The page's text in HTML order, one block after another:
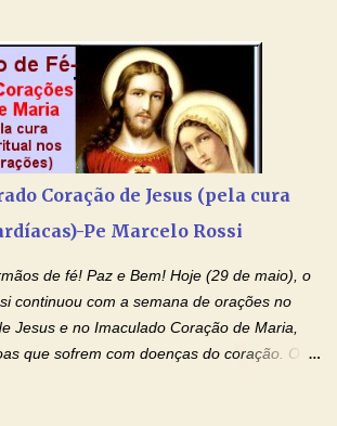
Santo - Jesus - te curar, deixe nossa
Maria - te proteger com Seu divino manto.
irá curar todas suas feridas, Creia! Adriana-
de Libertação das Drogas (São Miguel
Eterno, em Nome de Teu Filho Jesus,
em um vício, escravos de alguma
e cheio de Misericórdia, na
Coração de Jesus (pela cura
Pe Marcelo Rossi
de fé! Paz e Bem! Hoje (29 de maio), o
continuou com a semana de orações no
Jesus e no Imaculado Coração de Maria,
que sofrem com doenças do coração. O